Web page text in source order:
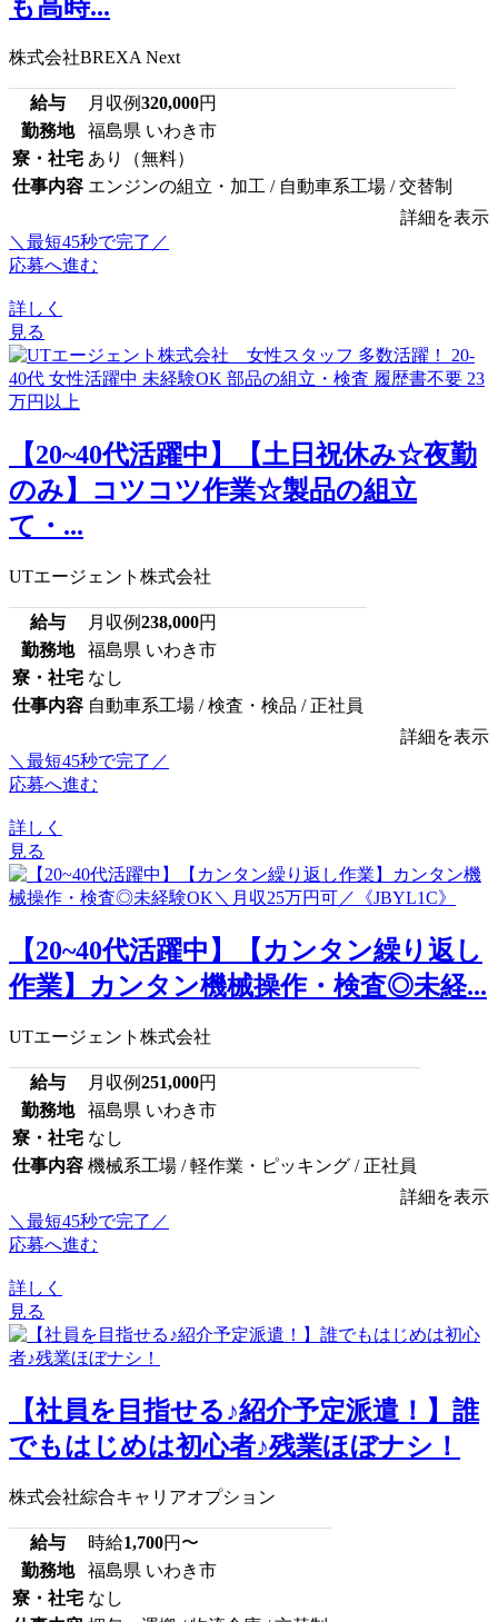
も高時...
株式会社BREXA Next
給与 月収例320,000円
勤務地
福島県 いわき市
寮・社宅 あり（無料）
仕事内容 エンジンの組立・加工 / 自動車系工場 / 交替制
詳細を表示
＼最短45秒で完了／
応募へ進む
詳しく
見る
【20~40代活躍中】【土日祝休み☆夜勤
のみ】コツコツ作業☆製品の組立
て・...
UTエージェント株式会社
給与 月収例238,000円
勤務地
福島県 いわき市
寮・社宅 なし
仕事内容 自動車系工場 / 検査・検品 / 正社員
詳細を表示
＼最短45秒で完了／
応募へ進む
詳しく
見る
【20~40代活躍中】【カンタン繰り返し
作業】カンタン機械操作・検査◎未経...
UTエージェント株式会社
給与 月収例251,000円
勤務地
福島県 いわき市
寮・社宅 なし
仕事内容 機械系工場 / 軽作業・ピッキング / 正社員
詳細を表示
＼最短45秒で完了／
応募へ進む
詳しく
見る
【社員を目指せる♪紹介予定派遣！】誰
でもはじめは初心者♪残業ほぼナシ！
株式会社綜合キャリアオプション
給与 時給1,700円〜
勤務地
福島県 いわき市
寮・社宅 なし